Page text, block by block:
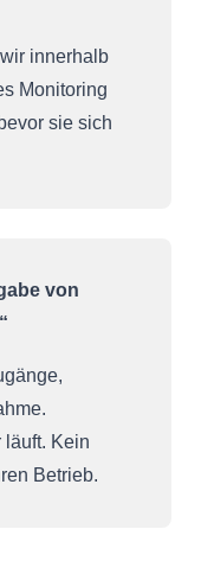
innerhalb
Monitoring
sie sich
von
läuft. Kein
Betrieb.